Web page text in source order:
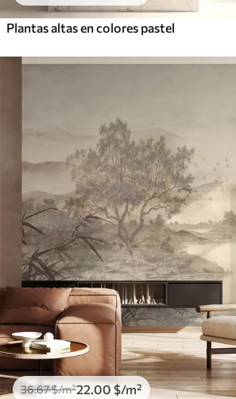
Plantas altas en colores pastel
36.67$/m²22 .00 $/m²